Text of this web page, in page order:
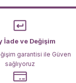
İade ve Değişim
garantisi ile Güven
sağlıyoruz